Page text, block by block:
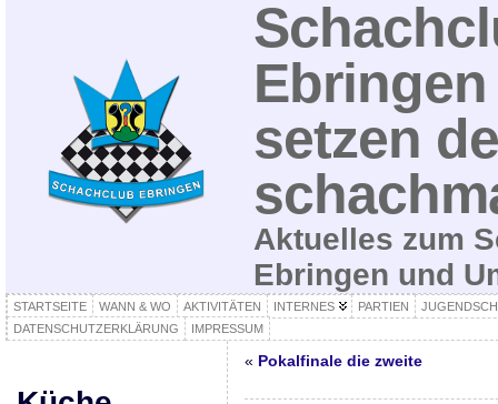
setzen
Aktuelles zum
Ebringen und
STARTSEITE WANN & WO AKTIVITÄTEN INTERNES PARTIEN
DATENSCHUTZERKLÄRUNG
IMPRESSUM
« Pokalfinale die zweite